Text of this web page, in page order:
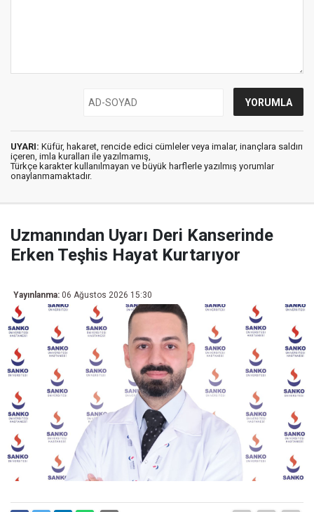
UYARI: Küfür, hakaret, rencide edici cümleler veya imalar, inançlara saldırı
içeren, imla kuralları ile yazılmamış,
Türkçe karakter kullanılmayan ve büyük harflerle yazılmış yorumlar
onaylanmamaktadır.
Uzmanından Uyarı Deri Kanserinde
Erken Teşhis Hayat Kurtarıyor
Yayınlanma: 06 Ağustos 2026 15:30